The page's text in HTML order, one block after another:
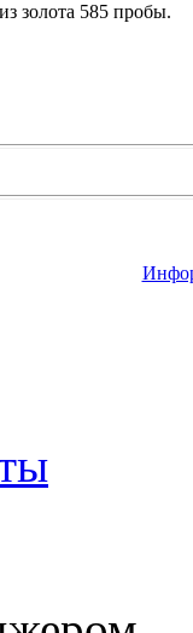
золота 585 пробы.